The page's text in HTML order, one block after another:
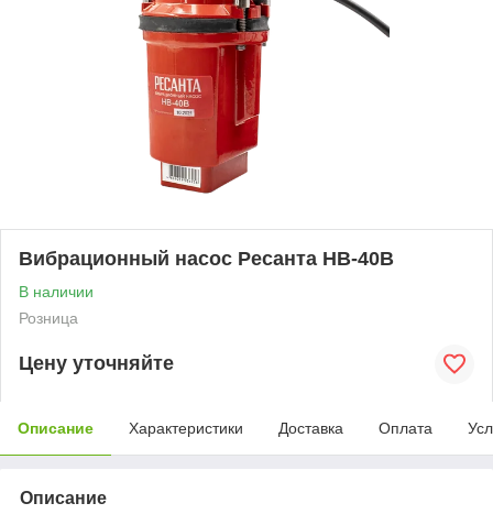
Вибрационный насос Ресанта НВ-40В
В наличии
Розница
Цену уточняйте
Описание Характеристики Доставка Оплата
Описание